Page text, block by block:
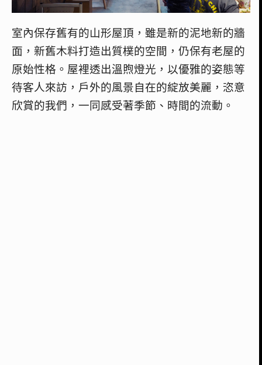
室內保存舊有的山形屋頂，雖是新的泥地新的牆
面，新舊木料打造出質樸的空間，仍保有老屋的
原始性格。屋裡透出溫煦燈光，以優雅的姿態等
待客人來訪，戶外的風景自在的綻放美麗，恣意
欣賞的我們，一同感受著季節、時間的流動。